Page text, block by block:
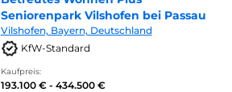
Seniorenpark Vilshofen bei Passau
Vilshofen, Bayern, Deutschland
KfW-Standard
Kaufpreis:
193.100 € - 434.500 €